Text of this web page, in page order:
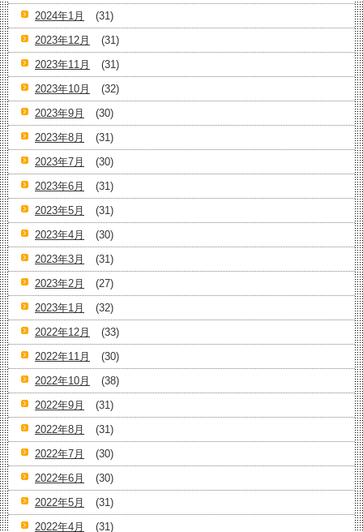
2024年1月
(31)
2023年12月
(31)
2023年11月
(31)
2023年10月
(32)
2023年9月
(30)
2023年8月
(31)
2023年7月
(30)
2023年6月
(31)
2023年5月
(31)
2023年4月
(30)
2023年3月
(31)
2023年2月
(27)
2023年1月
(32)
2022年12月
(33)
2022年11月
(30)
2022年10月
(38)
2022年9月
(31)
2022年8月
(31)
2022年7月
(30)
2022年6月
(30)
2022年5月
(31)
2022年4月
(31)